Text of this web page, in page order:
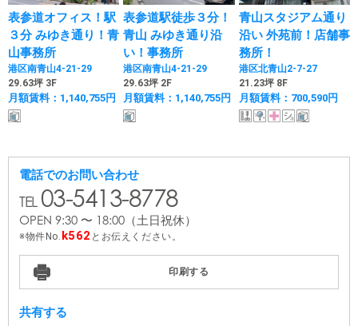
表参道オフィス！駅
３分 みゆき通り！青
山事務所
港区南青山4-21-29
29.63坪 3F
月額賃料：1,140,755円
表参道駅徒歩３分！
青山 みゆき通り沿
い！事務所
港区南青山4-21-29
29.63坪 2F
月額賃料：1,140,755円
青山スタジアム通り
沿い 外苑前！店舗事
務所！
港区北青山2-7-27
21.23坪 8F
月額賃料：700,590円
電話でのお問い合わせ
03-5413-8778
OPEN 9:30 〜 18:00 （土日祝休）
物件No. k562 とお伝えください。
印刷する
共有する